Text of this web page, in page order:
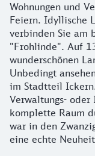
Wohnungen und
Feiern. Idyllische
verbinden Sie am
"Frohlinde". Auf
wunderschönen
Unbedingt
im Stadtteil
Verwaltungs-
komplette Raum
war in den
eine echte